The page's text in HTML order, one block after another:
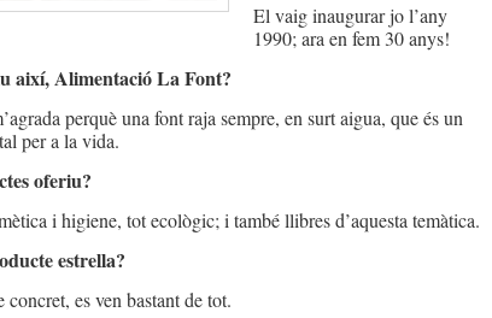
El vaig inaugurar jo l’any
1990; ara en fem 30 anys!
així, Alimentació La Font?
perquè una font raja sempre, en surt aigua, que és un
per a la vida.
oferiu?
i higiene, tot ecològic; i també llibres d’aquesta temàtica.
estrella?
concret, es ven bastant de tot.